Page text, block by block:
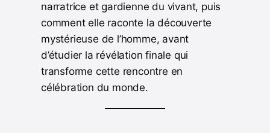
narratrice et gardienne du vivant, puis
comment elle raconte la découverte
mystérieuse de l’homme, avant
d’étudier la révélation finale qui
transforme cette rencontre en
célébration du monde.